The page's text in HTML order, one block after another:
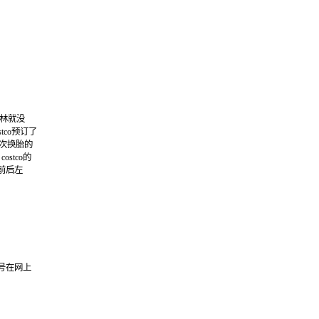
就没
预订了
换胎的
costco的
后左
在网上